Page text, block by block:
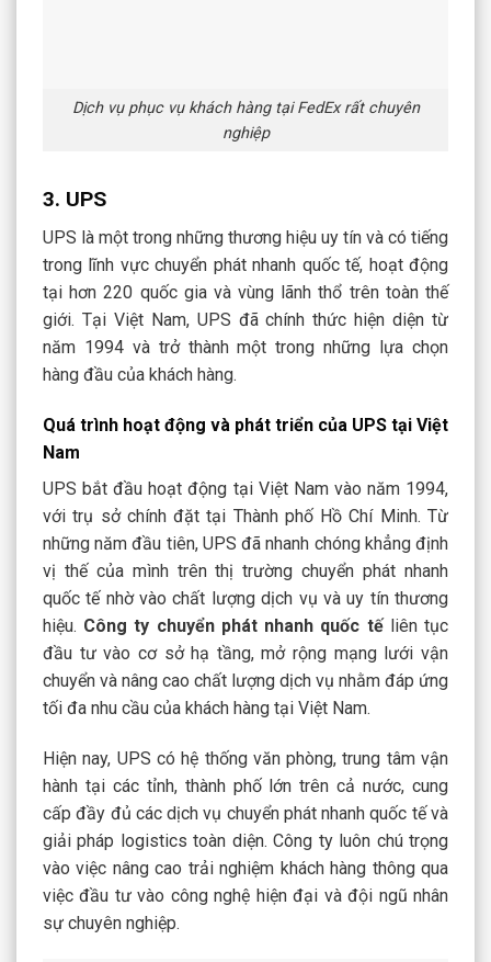
Dịch vụ phục vụ khách hàng tại FedEx rất chuyên
nghiệp
3. UPS
UPS là một trong những thương hiệu uy tín và có tiếng
trong lĩnh vực chuyển phát nhanh quốc tế, hoạt động
tại hơn 220 quốc gia và vùng lãnh thổ trên toàn thế
giới. Tại Việt Nam, UPS đã chính thức hiện diện từ
năm 1994 và trở thành một trong những lựa chọn
hàng đầu của khách hàng.
Quá trình hoạt động và phát triển của UPS tại Việt
Nam
UPS bắt đầu hoạt động tại Việt Nam vào năm 1994,
với trụ sở chính đặt tại Thành phố Hồ Chí Minh. Từ
những năm đầu tiên, UPS đã nhanh chóng khẳng định
vị thế của mình trên thị trường chuyển phát nhanh
quốc tế nhờ vào chất lượng dịch vụ và uy tín thương
hiệu. Công ty chuyển phát nhanh quốc tếliên tục
đầu tư vào cơ sở hạ tầng, mở rộng mạng lưới vận
chuyển và nâng cao chất lượng dịch vụ nhằm đáp ứng
tối đa nhu cầu của khách hàng tại Việt Nam.
Hiện nay, UPS có hệ thống văn phòng, trung tâm vận
hành tại các tỉnh, thành phố lớn trên cả nước, cung
cấp đầy đủ các dịch vụ chuyển phát nhanh quốc tế và
giải pháp logistics toàn diện. Công ty luôn chú trọng
vào việc nâng cao trải nghiệm khách hàng thông qua
việc đầu tư vào công nghệ hiện đại và đội ngũ nhân
sự chuyên nghiệp.